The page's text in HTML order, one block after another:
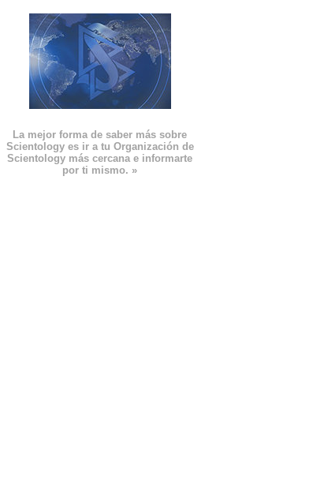
La mejor forma de saber más sobre
Scientology es ir a tu Organización de
Scientology más cercana e informarte
por ti mismo. »